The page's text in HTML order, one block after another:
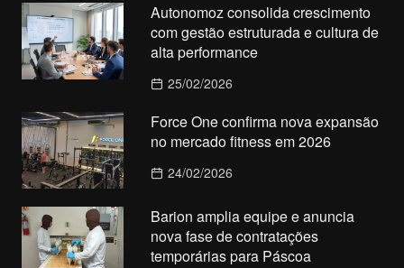
Autonomoz consolida crescimento
com gestão estruturada e cultura de
alta performance
25/02/2026
Force One confirma nova expansão
no mercado fitness em 2026
24/02/2026
Barion amplia equipe e anuncia
nova fase de contratações
temporárias para Páscoa